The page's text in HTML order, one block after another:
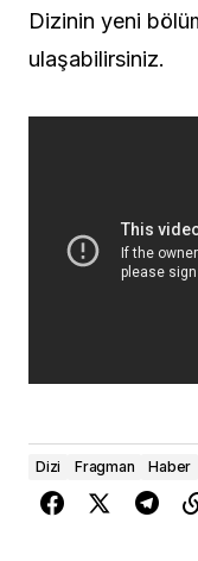
Dizinin yeni
ulaşabilirsiniz.
Dizi Fragman Haber